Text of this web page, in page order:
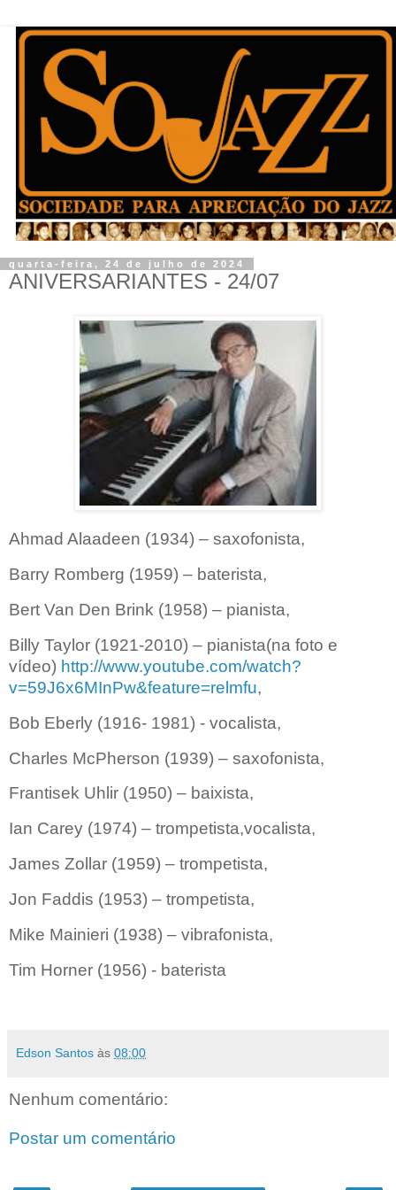
quarta-feira, 24 de julho de 2024
ANIVERSARIANTES - 24/07
Ahmad Alaadeen (1934) – saxofonista,
Barry Romberg (1959) – baterista,
Bert Van Den Brink (1958) – pianista,
Billy Taylor (1921-2010) – pianista(na foto e
vídeo) http://www.youtube.com/watch?
v=59J6x6MInPw&feature=relmfu,
Bob Eberly (1916- 1981) - vocalista,
Charles McPherson (1939) – saxofonista,
Frantisek Uhlir (1950) – baixista,
Ian Carey (1974) – trompetista,vocalista,
James Zollar (1959) – trompetista,
Jon Faddis (1953) – trompetista,
Mike Mainieri (1938) – vibrafonista,
Tim Horner (1956) - baterista
Edson Santos às 08:00
Nenhum comentário:
Postar um comentário